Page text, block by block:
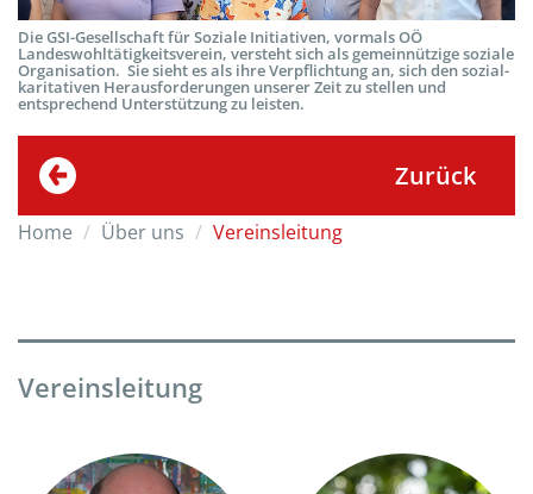
Die GSI-Gesellschaft für Soziale Initiativen, vormals OÖ
Landeswohltätigkeitsverein, versteht sich als gemeinnützige soziale
Organisation. Sie sieht es als ihre Verpflichtung an, sich den sozial-
karitativen Herausforderungen unserer Zeit zu stellen und
entsprechend Unterstützung zu leisten.
Zurück
Home Über uns Vereinsleitung
Vereinsleitung